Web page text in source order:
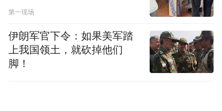
第一现场
伊朗军官下令：如果美军踏
上我国领土，就砍掉他们
脚！